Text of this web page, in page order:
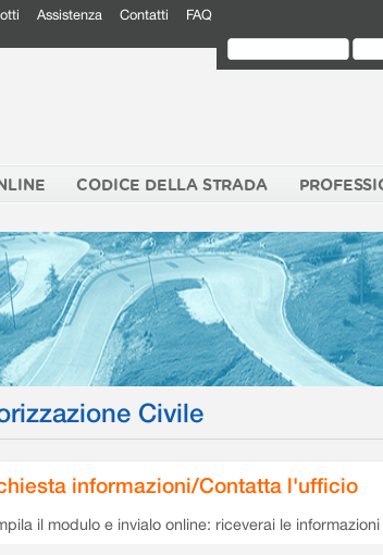
Assistenza Contatti FAQ
CODICE DELLA STRADA
Civile
informazioni/Contatta l'ufficio
il modulo e invialo online: riceverai le